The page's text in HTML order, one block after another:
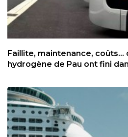
Faillite, maintenance, coûts...
hydrogène de Pau ont fini